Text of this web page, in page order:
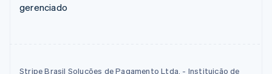
gerenciado
Stripe Brasil Soluções de Pagamento Ltda. - Instituição de